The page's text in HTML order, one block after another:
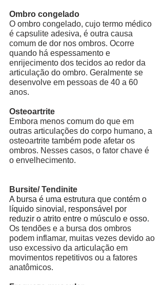
Ombro congelado
O ombro congelado, cujo termo médico
é capsulite adesiva, é outra causa
comum de dor nos ombros. Ocorre
quando há espessamento e
enrijecimento dos tecidos ao redor da
articulação do ombro. Geralmente se
desenvolve em pessoas de 40 a 60
anos.
Osteoartrite
Embora menos comum do que em
outras articulações do corpo humano, a
osteoartrite também pode afetar os
ombros. Nesses casos, o fator chave é
o envelhecimento.
Bursite/ Tendinite
A bursa é uma estrutura que contém o
líquido sinovial, responsável por
reduzir o atrito entre o músculo e osso.
Os tendões e a bursa dos ombros
podem inflamar, muitas vezes devido ao
uso excessivo da articulação em
movimentos repetitivos ou a fatores
anatômicos.